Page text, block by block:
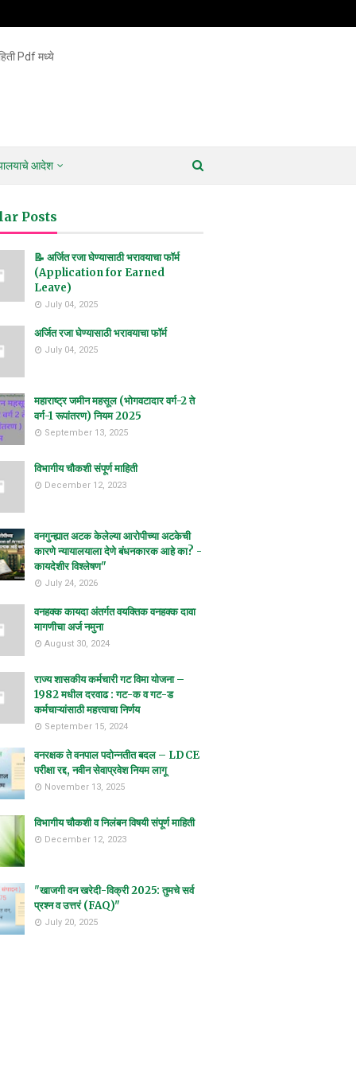
Pdf मध्ये
आदेश
Posts
📝 अर्जित रजा घेण्यासाठी भरावयाचा फॉर्म
(Application for Earned
Leave)
July 04, 2025
अर्जित रजा घेण्यासाठी भरावयाचा फॉर्म
July 04, 2025
महाराष्ट्र जमीन महसूल (भोगवटादार वर्ग-2 ते
वर्ग-1 रूपांतरण) नियम 2025
September 13, 2025
विभागीय चौकशी संपूर्ण माहिती
December 12, 2023
वनगुन्ह्यात अटक केलेल्या आरोपीच्या अटकेची
कारणे न्यायालयाला देणे बंधनकारक आहे का? -
कायदेशीर विश्लेषण"
July 24, 2026
वनहक्क कायदा अंतर्गत वयक्तिक वनहक्क दावा
मागणीचा अर्ज नमुना
August 30, 2024
राज्य शासकीय कर्मचारी गट विमा योजना –
1982 मधील दरवाढ : गट-क व गट-ड
कर्मचाऱ्यांसाठी महत्त्वाचा निर्णय
September 15, 2024
वनरक्षक ते वनपाल पदोन्नतीत बदल – LDCE
परीक्षा रद्द, नवीन सेवाप्रवेश नियम लागू
November 13, 2025
विभागीय चौकशी व निलंबन विषयी संपूर्ण माहिती
December 12, 2023
"खाजगी वन खरेदी-विक्री 2025: तुमचे सर्व
प्रश्न व उत्तरं (FAQ)"
July 20, 2025